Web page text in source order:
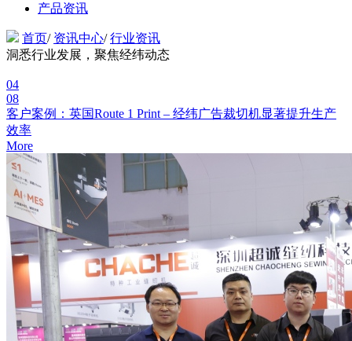
产品资讯
首页/ 资讯中心/行业资讯
洞悉行业发展，聚焦经纬动态
04
08
客户案例：英国Route 1 Print – 经纬广告裁切机显著提升生产
效率
More